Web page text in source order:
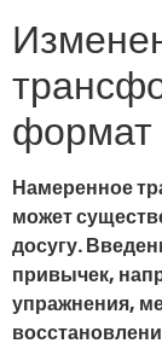
формат
Намеренное
может
досугу.
привычек,
упражнения,